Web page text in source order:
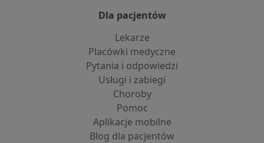
Dla pacjentów
Lekarze
Placówki medyczne
Pytania i odpowiedzi
Usługi i zabiegi
Choroby
Pomoc
Aplikacje mobilne
Blog dla pacjentów